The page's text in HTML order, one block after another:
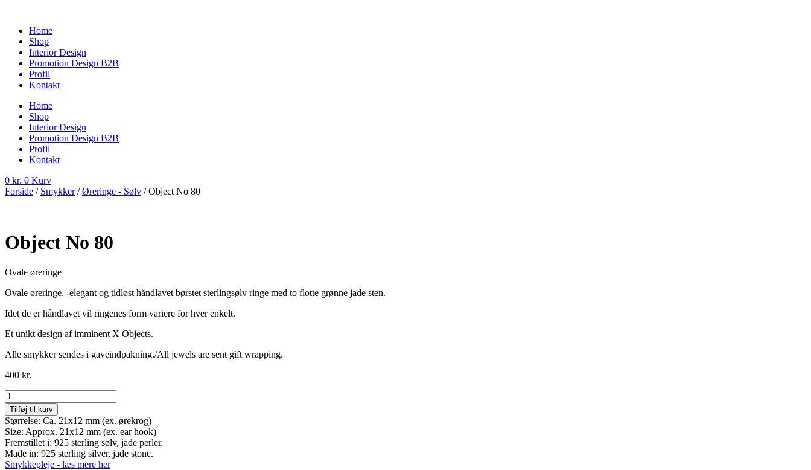
indholdHome
Shop
Interior Design
Promotion Design B2B
Profil
Kontakt
Home
Shop
Interior Design
Promotion Design B2B
Profil
Kontakt
0 kr. 0 Kurv
Forside / Smykker/Øreringe - Sølv / Object No 80
Object No 80
Ovale øreringe
Ovale øreringe, -elegant og tidløst håndlavet børstet sterlingsølv ringe med to flotte grønne jade sten.
Idet de er håndlavet vil ringenes form variere for hver enkelt.
Et unikt design af imminent X Objects.
Alle smykker sendes i gaveindpakning./All jewels are sent gift wrapping.
400 kr.
Object
No
80
antal
Tilføj til kurv
Størrelse: Ca. 21x12 mm (ex. ørekrog)
Size: Approx. 21x12 mm (ex. ear hook)
Fremstillet i: 925 sterling sølv, jade perler.
Made in: 925 sterling silver, jade stone.
Smykkepleje - læs mere her